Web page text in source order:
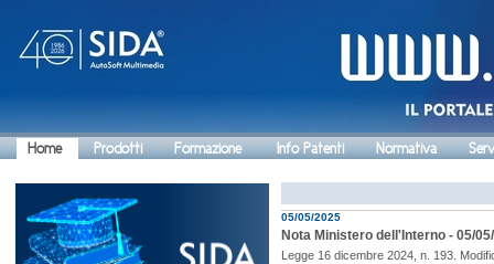
Home Prodotti Formazione Info Patenti Normativa
05/05/2025
Nota Ministero dell'Interno - 05/
Legge 16 dicembre 2024, n. 193.